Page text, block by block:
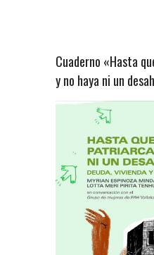
Cuaderno «Hasta
y no haya ni un